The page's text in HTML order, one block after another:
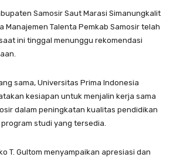
Samosir Saut Marasi Simanungkalit
Manajemen Talenta Pemkab Samosir telah
ini tinggal menunggu rekomendasi
sama, Universitas Prima Indonesia
kesiapan untuk menjalin kerja sama
dalam peningkatan kualitas pendidikan
studi yang tersedia.
T. Gultom menyampaikan apresiasi dan